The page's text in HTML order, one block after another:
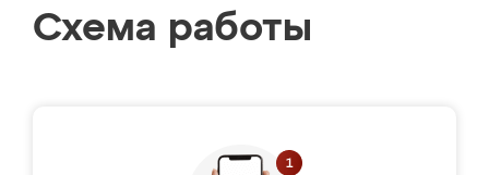
Схема работы